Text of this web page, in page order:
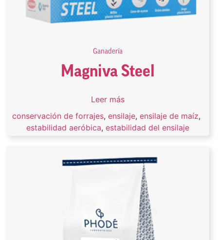
Ganadería
Magniva Steel
Leer más
conservación de forrajes, ensilaje, ensilaje de maíz,
estabilidad aeróbica, estabilidad del ensilaje